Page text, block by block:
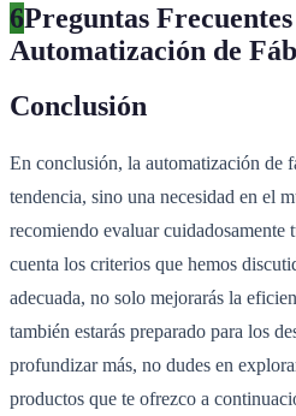
6Preguntas
Automatización de
Conclusión
En conclusión, la automatización de
tendencia, sino una necesidad en el
recomiendo evaluar cuidadosamente
cuenta los criterios que hemos
adecuada, no solo mejorarás la
también estarás preparado para los
profundizar más, no dudes en
productos que te ofrezco a